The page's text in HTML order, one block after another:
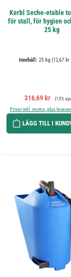
Kerbl Seche-etable
för stall, för hygien
25 kg
Innehåll: 25 kg (12,67
Försäljningspris:
316,69 kr
(15%
Priser inkl. moms, plus
LÄGG TILL I